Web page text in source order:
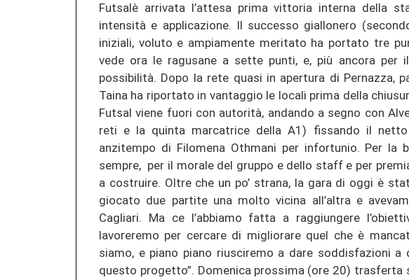
Futsalè arrivata l’attesa prima vittoria interna della
intensità e applicazione. Il successo giallonero
iniziali, voluto e ampiamente meritato ha portato tre
vede ora le ragusane a sette punti, e, più ancora per
possibilità. Dopo la rete quasi in apertura di Pernazza,
Taina ha riportato in vantaggio le locali prima della
Futsal viene fuori con autorità, andando a segno con
reti e la quinta marcatrice della A1) fissando il netto
anzitempo di Filomena Othmani per infortunio. Per la
sempre, per il morale del gruppo e dello staff e per
a costruire. Oltre che un po’ strana, la gara di oggi è
giocato due partite una molto vicina all’altra e
Cagliari. Ma ce l’abbiamo fatta a raggiungere
lavoreremo per cercare di migliorare quel che è
siamo, e piano piano riusciremo a dare soddisfazioni
questo progetto”. Domenica prossima (ore 20) trasferta